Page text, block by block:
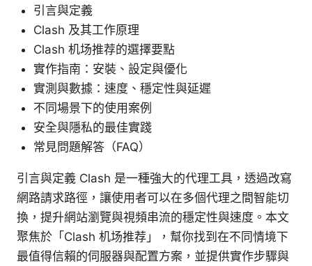
引言與定義
Clash 及其工作原理
Clash 机场推荐的選擇要點
實作指南：安裝、設定與優化
實測與數據：速度、穩定性與延遲
不同場景下的使用案例
安全與隱私的最佳實踐
常見問題解答（FAQ）
引言與定義 Clash 是一種強大的代理工具，透過改寫
網路請求路徑，讓使用者可以在多個代理之間智能切
換，提升網站瀏覽與視頻串流的穩定性與速度。本文
聚焦於「Clash 机场推荐」，幫你找到在不同情境下
最值得信賴的伺服器與配置方案，並提供實作步驟與